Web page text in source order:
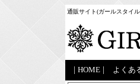
通販サイト(ガールスタイ
HOME よくあ